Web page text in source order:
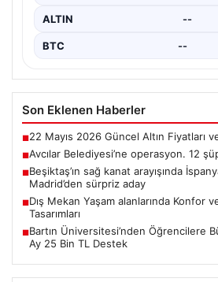
ALTIN --
BTC --
Son Eklenen Haberler
■22 Mayıs 2026 Güncel Altın Fiyatları
■Avcılar Belediyesi’ne operasyon. 12
■Beşiktaş’ın sağ kanat arayışında
Madrid’den sürpriz aday
■Dış Mekan Yaşam alanlarında Konfor
Tasarımları
■Bartın Üniversitesi’nden Öğrencilere
Ay 25 Bin TL Destek